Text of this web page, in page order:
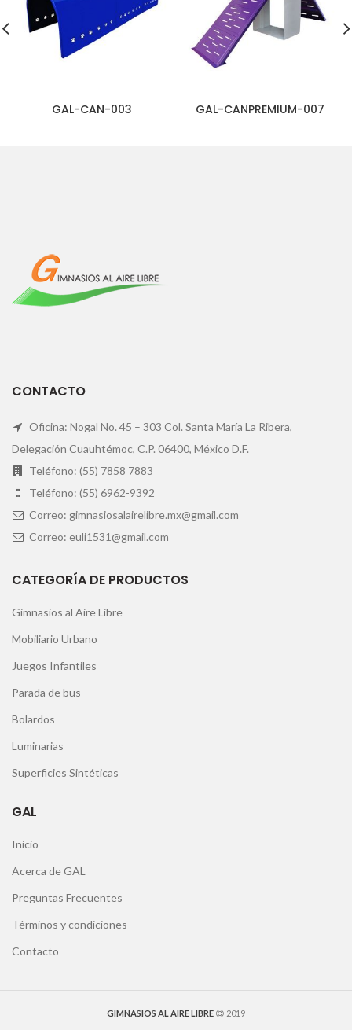
GAL-CAN-003 GAL-CANPREMIUM-007
CONTACTO
Oficina: Nogal No. 45 – 303 Col. Santa María La Ribera,
Delegación Cuauhtémoc, C.P. 06400, México D.F.
Teléfono: (55) 7858 7883
Teléfono: (55) 6962-9392
Correo: gimnasiosalairelibre.mx@gmail.com
Correo: euli1531@gmail.com
CATEGORÍA DE PRODUCTOS
Gimnasios al Aire Libre
Mobiliario Urbano
Juegos Infantiles
Parada de bus
Bolardos
Luminarias
Superficies Sintéticas
GAL
Inicio
Acerca de GAL
Preguntas Frecuentes
Términos y condiciones
Contacto
GIMNASIOS AL AIRE LIBRE 2019